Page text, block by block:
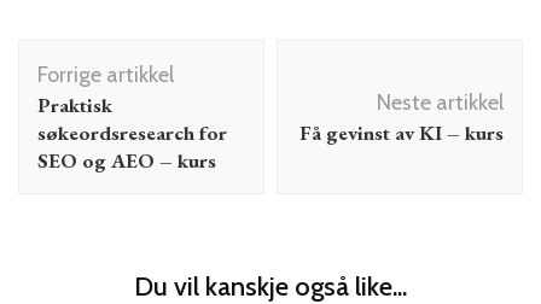
Innleggsnavigering
Forrige artikkel
Praktisk
søkeordsresearch for
SEO og AEO – kurs
Neste artikkel
Få gevinst av KI – kurs
Du vil kanskje også like...